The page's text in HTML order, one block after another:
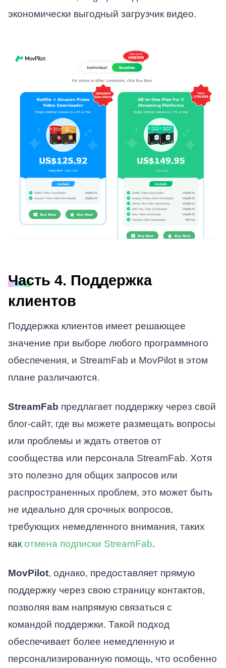
экономически выгодный загрузчик видео.
Часть 4. Поддержка
клиентов
Поддержка клиентов имеет решающее
значение при выборе любого программного
обеспечения, и StreamFab и MovPilot в этом
плане различаются.
StreamFab предлагает поддержку через свой
блог-сайт, где вы можете размещать вопросы
или проблемы и ждать ответов от
сообщества или персонала StreamFab. Хотя
это полезно для общих запросов или
распространенных проблем, это может быть
не идеально для срочных вопросов,
требующих немедленного внимания, таких
как отмена подписки StreamFab.
MovPilot, однако, предоставляет прямую
поддержку через свою страницу контактов,
позволяя вам напрямую связаться с
командой поддержки. Такой подход
обеспечивает более немедленную и
персонализированную помощь, что особенно